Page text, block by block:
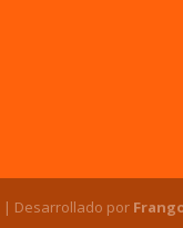
| Desarrollado por